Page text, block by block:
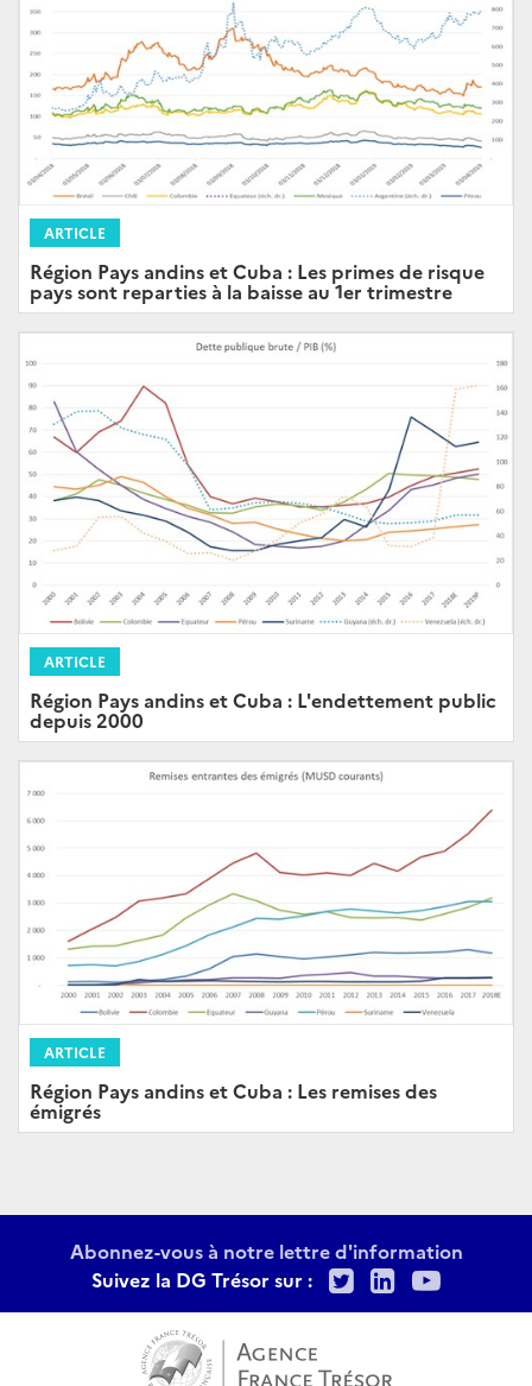
ARTICLE
Région Pays andins et Cuba : Les primes de risque
pays sont reparties à la baisse au 1er trimestre
ARTICLE
Région Pays andins et Cuba : L'endettement public
depuis 2000
ARTICLE
Région Pays andins et Cuba : Les remises des
émigrés
Abonnez-vous à notre lettre d'information
Suivez la DG Trésor sur :
TwitterLinkedIn